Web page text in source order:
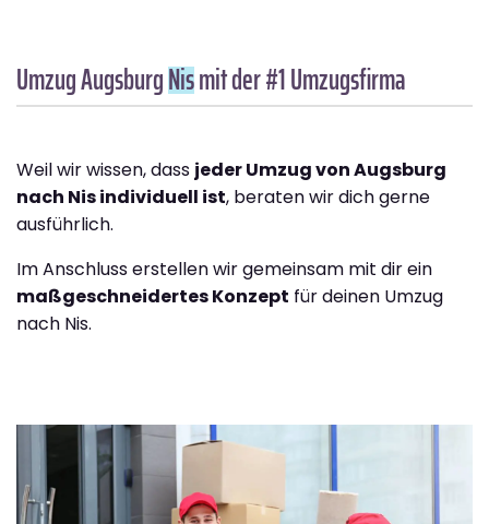
Umzug AugsburgNismit der #1 Umzugsfirma
Weil wir wissen, dass jeder Umzug von Augsburg
nach Nis individuell ist, beraten wir dich gerne
ausführlich.
Im Anschluss erstellen wir gemeinsam mit dir ein
maßgeschneidertes Konzept für deinen Umzug
nach Nis.